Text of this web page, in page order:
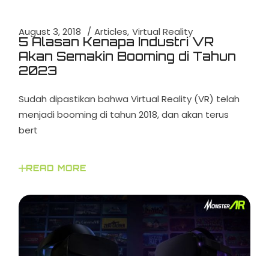
August 3, 2018 Articles Virtual Reality
5 Alasan Kenapa Industri VR
Akan Semakin Booming di Tahun
2023
Sudah dipastikan bahwa Virtual Reality (VR) telah
menjadi booming di tahun 2018, dan akan terus
bert
READ MORE